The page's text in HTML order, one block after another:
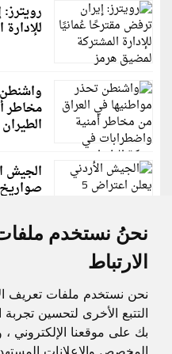
نحنُ نستخدم
الارتباط
نحن نستخدم ملفات تعريف
التتبع الأخرى لتحسين
بك على موقعنا الإلكتروني ،
المخصص والإعلانات
مخاطر
الطيران
جميع الحقوق محفوظة لدنيا